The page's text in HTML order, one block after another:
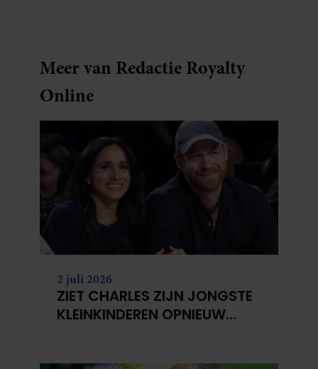
Meer van Redactie Royalty
Online
2 juli 2026
ZIET CHARLES ZIJN JONGSTE
KLEINKINDEREN OPNIEUW